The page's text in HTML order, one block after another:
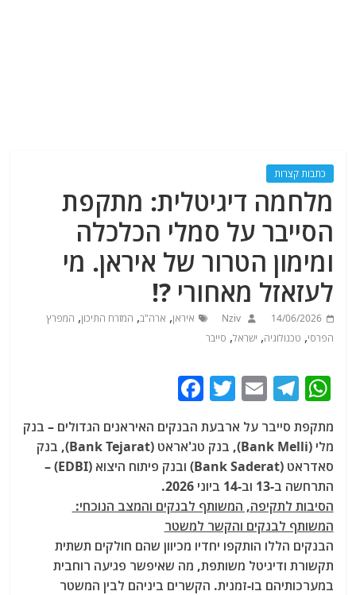
כתבות קצרות
מלחמה דיגיטלית: מתקפת
הסייבר על סמלי הכלכלה
ומימון הטרור של איראן. מי
לעזאזל מאחורי ?!
14/06/2026
Nziv איראן, ארה"ב, המזרח התיכון, המפרץ
הפרסי, טכנולוגיה, ישראל, סייבר
W
at
s
A
p
p
T
e
g
ra
m
E
ai
l
T
itt
er
c
e
b
o
o
k
מתקפת סייבר על ארבעת הבנקים האיראנים הגדולים – בנק
מלי (Bank Melli), בנק טג'אראט
(Bank Tejarat), בנק
סאדראט (Bank Saderat) ובנק פיתוח היצוא
(EDBI) –
התרחשה ב-13 וב-14 ביוני 2026.
הסיבות לתקיפה, המשותף לבנקים והמצב הנוכחי:
המשותף לבנקים והקשר למשטר
הבנקים הללו הותקפו יחדיו מכיוון שהם חולקים תשתית
תקשורת ודיגיטל משותפת, מה שאיפשר פגיעה רוחבית
במערכותיהם בו-זמנית. הקשרים ביניהם לבין המשטר